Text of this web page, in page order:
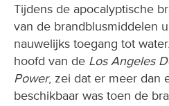
Tijdens de apocalyptische
van de brandblusmiddelen
nauwelijks toegang tot
hoofd van de Los Angeles
Power, zei dat er meer dan
beschikbaar was toen de